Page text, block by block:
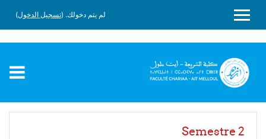
تجاوز إلى المحتوى الرئيسي
واجهة جانبية
لم يتم دخولك. (تسجيل الدخول)
Semestre 2